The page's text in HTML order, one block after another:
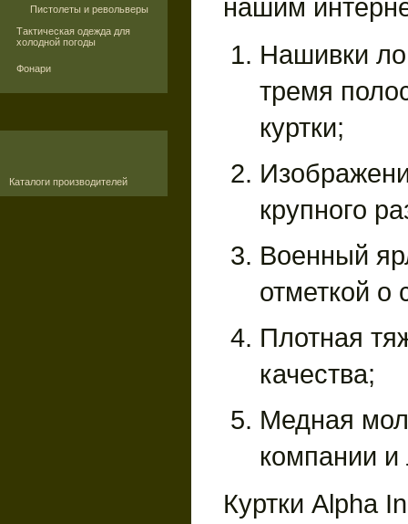
Пистолеты и револьверы
Тактическая одежда для
холодной погоды
Фонари
Каталоги производителей
нашим
Нашивки
тремя
куртки;
крупного
Военный
отметкой о
Плотная
качества;
Медная
компании и
Куртки Alpha